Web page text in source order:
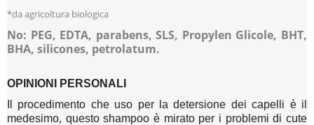
*da agricoltura biologica
No: PEG, EDTA, parabens, SLS, Propylen Glicole, BHT,
BHA, silicones, petrolatum.
OPINIONI PERSONALI
Il procedimento che uso per la detersione dei capelli è il
medesimo, questo shampoo è mirato per i problemi di cute